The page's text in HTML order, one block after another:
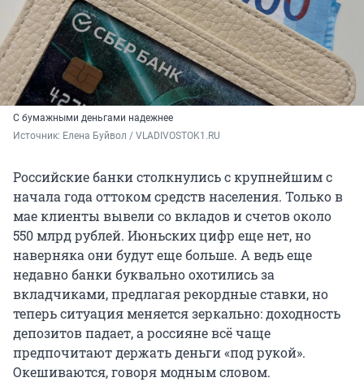
С бумажными деньгами надежнее
Источник: Елена Буйвол / VLADIVOSTOK1.RU
Российские банки столкнулись с крупнейшим с
начала года оттоком средств населения. Только в
мае клиенты вывели со вкладов и счетов около
550 млрд рублей. Июньских цифр еще нет, но
наверняка они будут еще больше. А ведь еще
недавно банки буквально охотились за
вкладчиками, предлагая рекордные ставки, но
теперь ситуация меняется зеркально: доходность
депозитов падает, а россияне всё чаще
предпочитают держать деньги «под рукой».
Окешиваются, говоря модным словом.